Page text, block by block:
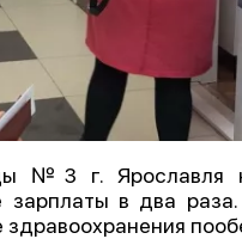
№3 г. Ярославля
в два
здравоохранения